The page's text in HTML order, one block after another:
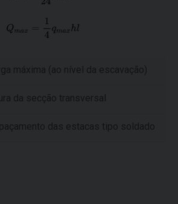
máxima (ao nível da escavação)
da secção transversal
das estacas tipo soldado